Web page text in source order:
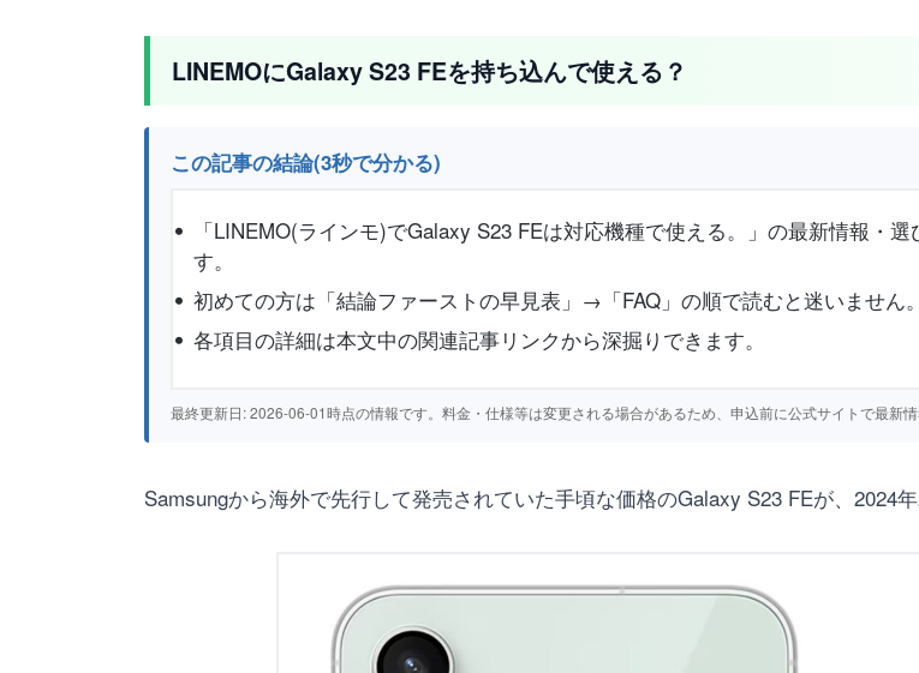
LINEMOにGalaxy S23 FEを持ち込んで使える？
この記事の結論(3秒で分かる)
「LINEMO(ラインモ)でGalaxy S23 FEは対応機種で使える。」の最新情報・
す。
初めての方は「結論ファーストの早見表」→「FAQ」の順で読むと迷いません。
各項目の詳細は本文中の関連記事リンクから深掘りできます。
最終更新日: 2026-06-01時点の情報です。料金・仕様等は変更される場合があるため、申込前に公式サイトで最新情
Samsungから海外で先行して発売されていた手頃な価格のGalaxy S23 FEが、2024